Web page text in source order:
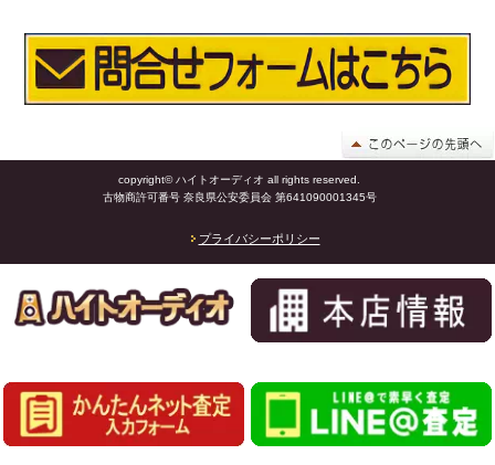
copyright© ハイトオーディオ all rights reserved.
古物商許可番号 奈良県公安委員会 第641090001345号
プライバシーポリシー